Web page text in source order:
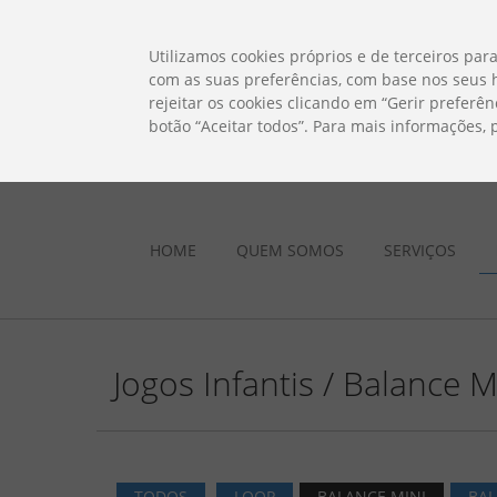
HOME QUEM SOMOS SERVIÇOS
Jogos Infantis / Balance
Utilizamos cookies próprios e de terceiros
com as suas preferências, com base nos
rejeitar os cookies clicando em “Gerir
botão “Aceitar todos”. Para mais informações,